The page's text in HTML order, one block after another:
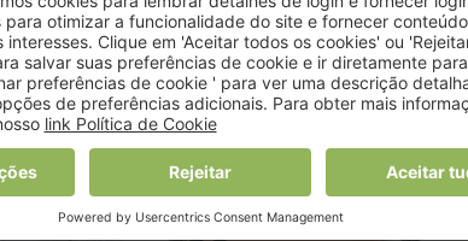
29 Janeiro, 2020 17:53